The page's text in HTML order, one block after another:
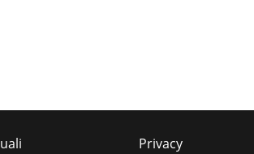
Privacy